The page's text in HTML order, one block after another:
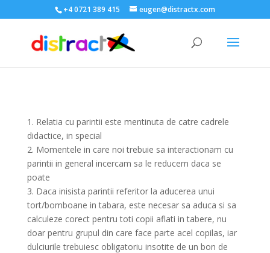
+4 0721 389 415 eugen@distractx.com
1. Relatia cu parintii este mentinuta de catre cadrele
didactice, in special
2. Momentele in care noi trebuie sa interactionam cu
parintii in general incercam sa le reducem daca se
poate
3. Daca inisista parintii referitor la aducerea unui
tort/bomboane in tabara, este necesar sa aduca si sa
calculeze corect pentru toti copii aflati in tabere, nu
doar pentru grupul din care face parte acel copilas, iar
dulciurile trebuiesc obligatoriu insotite de un bon de